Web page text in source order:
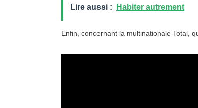
Lire aussi : Habiter autrement
Enfin, concernant la multinationale Total,